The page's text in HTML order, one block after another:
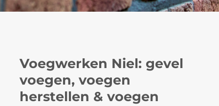
Voegwerken Niel: gevel
voegen, voegen
herstellen & voegen